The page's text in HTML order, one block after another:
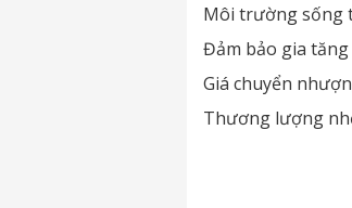
Môi trường sống
Đảm bảo gia
Giá chuyển
Thương lượng